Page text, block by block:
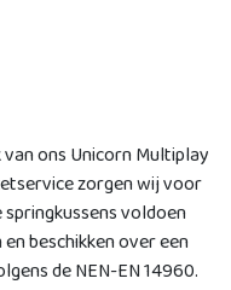
ons Unicorn Multiplay
zorgen wij voor
voldoen
beschikken over een
de NEN-EN 14960.